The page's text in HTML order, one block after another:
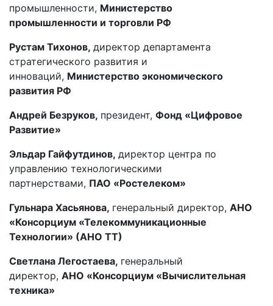
промышленности, Министерство
промышленности и торговли РФ
Рустам Тихонов, директор департамента
стратегического развития и
инноваций, Министерство экономического
развития РФ
Андрей Безруков, президент, Фонд «Цифровое
Развитие»
Эльдар Гайфутдинов, директор центра по
управлению технологическими
партнерствами, ПАО «Ростелеком»
Гульнара Хасьянова, генеральный директор, АНО
«Консорциум «Телекоммуникационные
Технологии» (АНО ТТ)
Светлана Легостаева, генеральный
директор, АНО «Консорциум «Вычислительная
техника»